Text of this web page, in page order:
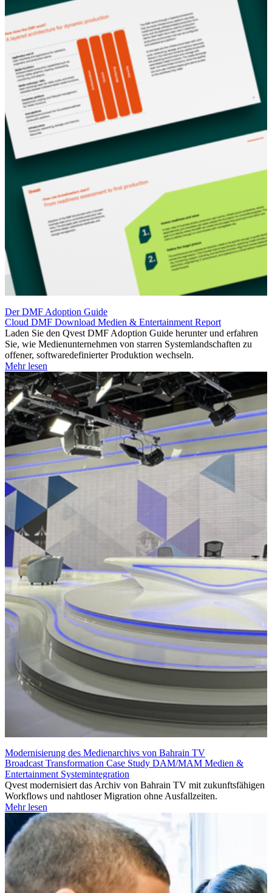
Der DMF Adoption Guide
Cloud DMF Download Medien & Entertainment Report
Laden Sie den Qvest DMF Adoption Guide herunter und erfahren
Sie, wie Medienunternehmen von starren Systemlandschaften zu
offener, softwaredefinierter Produktion wechseln.
Mehr lesen
Modernisierung des Medienarchivs von Bahrain TV
Broadcast Transformation Case Study DAM/MAM Medien &
Entertainment Systemintegration
Qvest modernisiert das Archiv von Bahrain TV mit zukunftsfähigen
Workflows und nahtloser Migration ohne Ausfallzeiten.
Mehr lesen